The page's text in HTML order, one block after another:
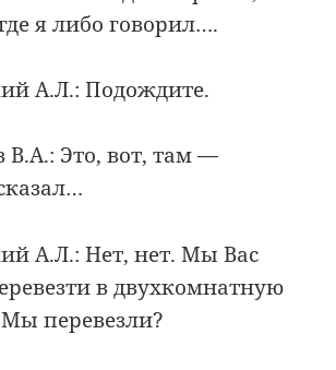
я либо говорил….
А.Л.: Подождите.
Это, вот, там —
А.Л.: Нет, нет. Мы Вас
в двухкомнатную
перевезли?